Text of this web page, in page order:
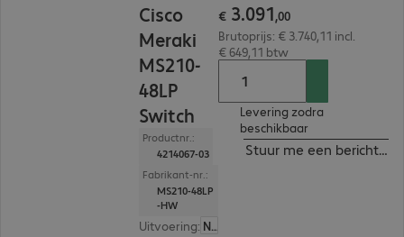
Cisco
Meraki
MS210-
48LP
Switch
Productnr.:
4214067-03
Fabrikant-nr.:
MS210-48LP
-HW
Uitvoering:
Nederland
€ 3.091,00
Brutoprijs: € 3.740,11 incl.
€ 649,11 btw
Levering zodra
beschikbaar
Stuur me een bericht